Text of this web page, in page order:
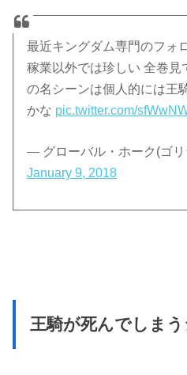
最近キングダム専門のフォ
稼業以外では珍しい 全巻見
の名シーンは個人的には王
かな pic.twitter.com/
— グローバル・ホーク(ゴ
January 9, 2018
王騎が死んでしまう